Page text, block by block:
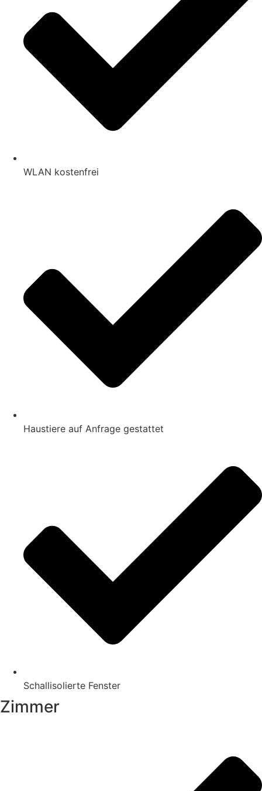
WLAN kostenfrei
Haustiere auf Anfrage gestattet
Schallisolierte Fenster
Zimmer